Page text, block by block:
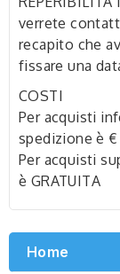
verrete
recapito che
fissare una
COSTI
Per acquisti
spedizione è €
Per acquisti
è GRATUITA
Home